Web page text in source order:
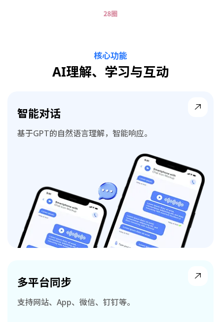
核心功能
AI理解、学习与互动
智能对话
基于GPT的自然语言理解，智能响应。
多平台同步
支持网站、App、微信、钉钉等。